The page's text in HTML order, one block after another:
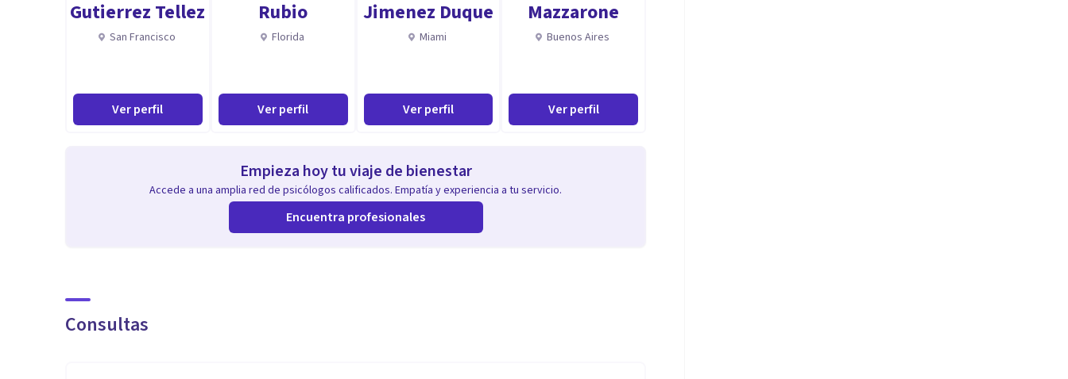
Gutierrez Tellez
San Francisco
Ver perfil
Rubio
Florida
Ver perfil
Jimenez Duque
Miami
Ver perfil
Mazzarone
Buenos Aires
Ver perfil
Empieza hoy tu viaje de bienestar
Accede a una amplia red de psicólogos calificados. Empatía y experiencia a tu servicio.
Encuentra profesionales
Consultas